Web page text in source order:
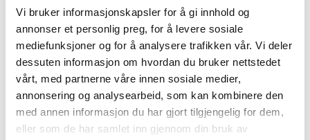
Vi bruker informasjonskapsler for å gi innhold og
annonser et personlig preg, for å levere sosiale
mediefunksjoner og for å analysere trafikken vår. Vi deler
dessuten informasjon om hvordan du bruker nettstedet
vårt, med partnerne våre innen sosiale medier,
annonsering og analysearbeid, som kan kombinere den
med annen informasjon du har gjort tilgjengelig for dem,
eller som de har samlet inn gjennom din bruk av
kan tilpasse ventilasjonen etter behov. Hvis du har
flere rom eller et større område som krever god
ventilasjon, kan du enkelt skalere systemet ved å
legge til ekstra enheter. Det fleksible oppsettet
gjør det enkelt å utvide systemet hvis behovene
endres over tid.